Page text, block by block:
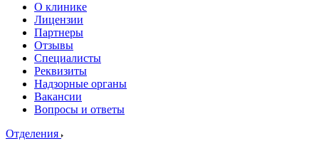
О клинике
Лицензии
Партнеры
Отзывы
Специалисты
Реквизиты
Надзорные органы
Вакансии
Вопросы и ответы
Отделения